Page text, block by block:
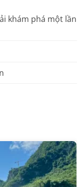
khám phá một lần